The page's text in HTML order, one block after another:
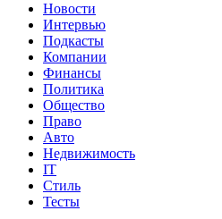
Новости
Интервью
Подкасты
Компании
Финансы
Политика
Общество
Право
Авто
Недвижимость
IT
Стиль
Тесты